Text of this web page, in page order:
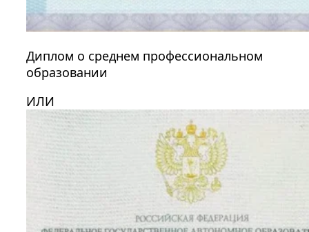
Диплом о среднем профессиональном
образовании
ИЛИ